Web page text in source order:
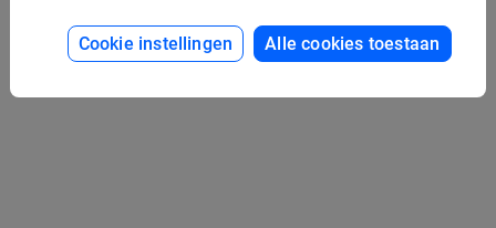
marketingstrategieboek
je sjabloon
Cookie instellingen Alle cookies toestaan